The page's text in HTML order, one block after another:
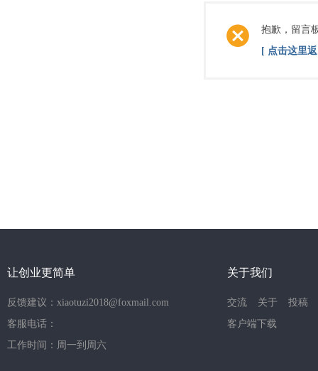
抱歉，留言
[ 点击这里
让创业更简单
反馈建议：xiaotuzi2018@foxmail.com
客服电话：
工作时间：周一到周六
关于我们
交流 关于
投稿
客户端下载